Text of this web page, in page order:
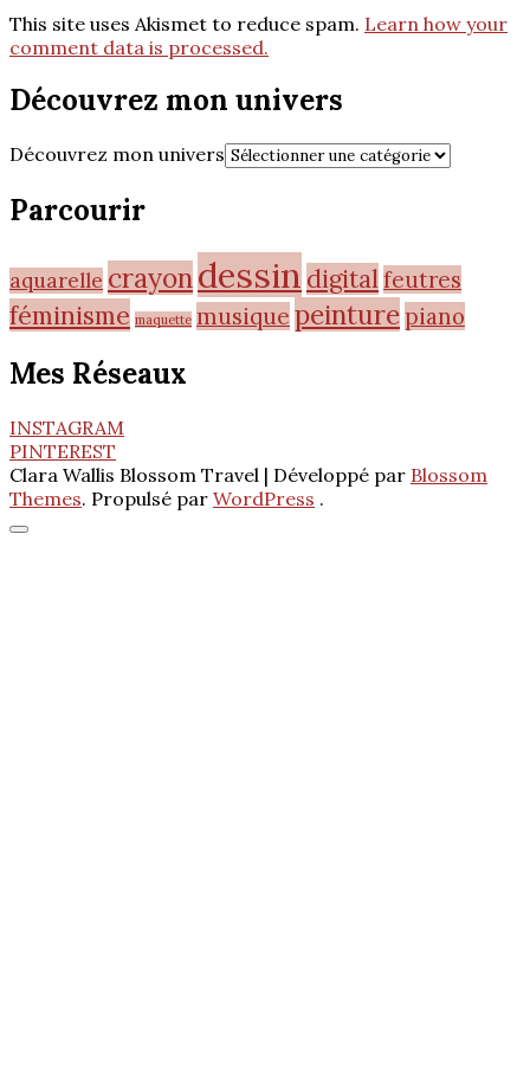
This site uses Akismet to reduce spam. Learn how your
comment data is processed.
Découvrez mon univers
Découvrez mon univers
Parcourir
aquarelle crayondessin digitalfeutres
féminisme maquette musique peinturepiano
Mes Réseaux
INSTAGRAM
PINTEREST
Clara Wallis Blossom Travel | Développé par Blossom
Themes. Propulsé par WordPress .